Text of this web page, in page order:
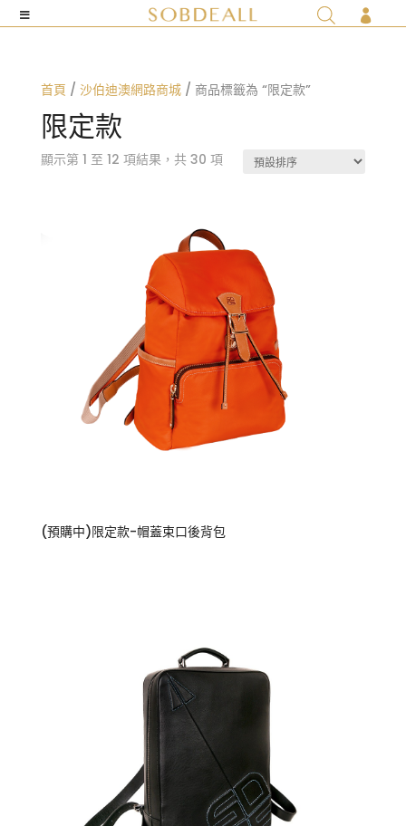

首頁 / 沙伯迪澳網路商城/ 商品標籤為 “限定款”
限定款
顯示第 1 至 12 項結果，共 30 項
(預購中)限定款-帽蓋束口後背包